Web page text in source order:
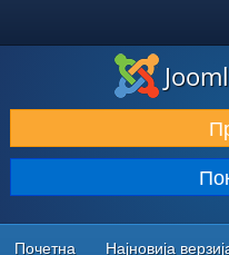
ПРЕУЗИМАЊЕ И ПРОШИРЕЊА
ОТКРИЈТЕ И НАУЧИТЕ
ЗАЈЕДНИЦА И ПОДРШКА
РЕСУРСИ ЗА РАЗВОЈ
Почетна Најновија